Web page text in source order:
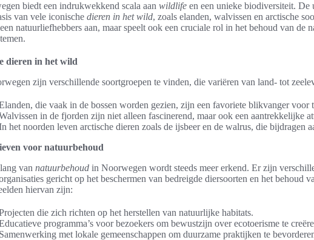
biedt een indrukwekkend scala aan wildlife en een unieke biodiversiteit. De
van vele iconische dieren in het wild, zoals elanden, walvissen en arctische
natuurliefhebbers aan, maar speelt ook een cruciale rol in het behoud van de
dieren in het wild
zijn verschillende soortgroepen te vinden, die variëren van land- tot
die vaak in de bossen worden gezien, zijn een favoriete blikvanger voor
in de fjorden zijn niet alleen fascinerend, maar ook een aantrekkelijke
het noorden leven arctische dieren zoals de ijsbeer en de walrus, die bijdragen
voor natuurbehoud
van natuurbehoud in Noorwegen wordt steeds meer erkend. Er zijn
gericht op het beschermen van bedreigde diersoorten en het behoud
hiervan zijn:
die zich richten op het herstellen van natuurlijke habitats.
programma’s voor bezoekers om bewustzijn over ecotoerisme te
Samenwerking met lokale gemeenschappen om duurzame praktijken te